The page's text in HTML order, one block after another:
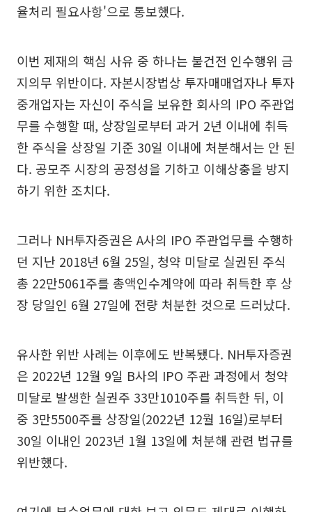
율처리 필요사항'으로 통보했다.
이번 제재의 핵심 사유 중 하나는 불건전 인수행위 금
지의무 위반이다. 자본시장법상 투자매매업자나 투자
중개업자는 자신이 주식을 보유한 회사의 IPO 주관업
무를 수행할 때, 상장일로부터 과거 2년 이내에 취득
한 주식을 상장일 기준 30일 이내에 처분해서는 안 된
다. 공모주 시장의 공정성을 기하고 이해상충을 방지
하기 위한 조치다.
그러나 NH투자증권은 A사의 IPO 주관업무를 수행하
던 지난 2018년 6월 25일, 청약 미달로 실권된 주식
총 22만5061주를 총액인수계약에 따라 취득한 후 상
장 당일인 6월 27일에 전량 처분한 것으로 드러났다.
유사한 위반 사례는 이후에도 반복됐다. NH투자증권
은 2022년 12월 9일 B사의 IPO 주관 과정에서 청약
미달로 발생한 실권주 33만1010주를 취득한 뒤, 이
중 3만5500주를 상장일(2022년 12월 16일)로부터
30일 이내인 2023년 1월 13일에 처분해 관련 법규를
위반했다.